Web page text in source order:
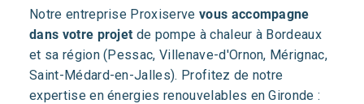
Notre entreprise Proxiserve vous accompagne
dans votre projet de pompe à chaleur à Bordeaux
et sa région (Pessac, Villenave-d'Ornon, Mérignac,
Saint-Médard-en-Jalles). Profitez de notre
expertise en énergies renouvelables en Gironde :